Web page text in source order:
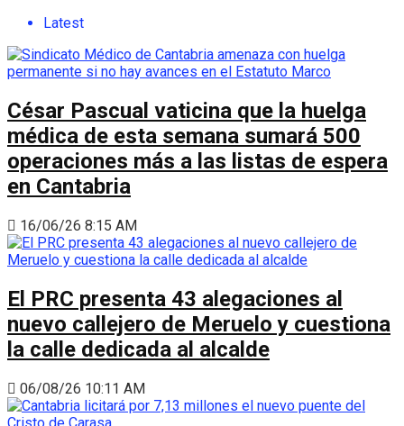
Latest
César Pascual vaticina que la huelga
médica de esta semana sumará 500
operaciones más a las listas de espera
en Cantabria
16/06/26 8:15 AM
El PRC presenta 43 alegaciones al
nuevo callejero de Meruelo y cuestiona
la calle dedicada al alcalde
06/08/26 10:11 AM